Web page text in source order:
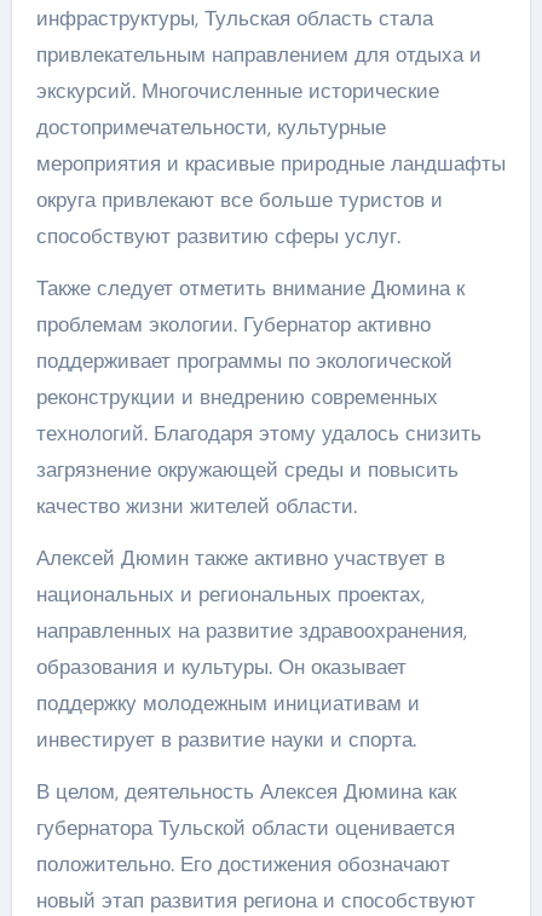
инфраструктуры, Тульская область стала
привлекательным направлением для отдыха и
экскурсий. Многочисленные исторические
достопримечательности, культурные
мероприятия и красивые природные ландшафты
округа привлекают все больше туристов и
способствуют развитию сферы услуг.
Также следует отметить внимание Дюмина к
проблемам экологии. Губернатор активно
поддерживает программы по экологической
реконструкции и внедрению современных
технологий. Благодаря этому удалось снизить
загрязнение окружающей среды и повысить
качество жизни жителей области.
Алексей Дюмин также активно участвует в
национальных и региональных проектах,
направленных на развитие здравоохранения,
образования и культуры. Он оказывает
поддержку молодежным инициативам и
инвестирует в развитие науки и спорта.
В целом, деятельность Алексея Дюмина как
губернатора Тульской области оценивается
положительно. Его достижения обозначают
новый этап развития региона и способствуют